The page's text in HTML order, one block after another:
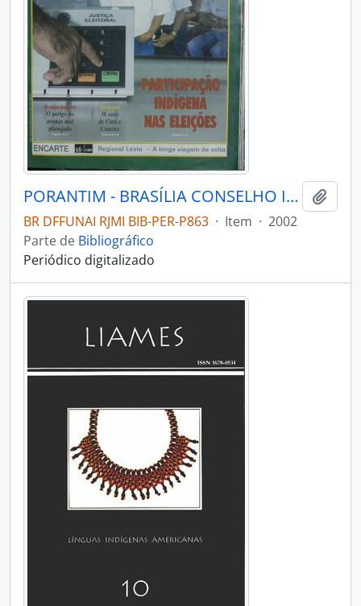
PORANTIM - BRASÍLIA CONSELHO INDIGENISTA MISSIONÁRIO - 2002 - Nº249
BR DFFUNAI RJMI BIB-PER-P863 · Item · 2002
Parte de Bibliográfico
Periódico digitalizado